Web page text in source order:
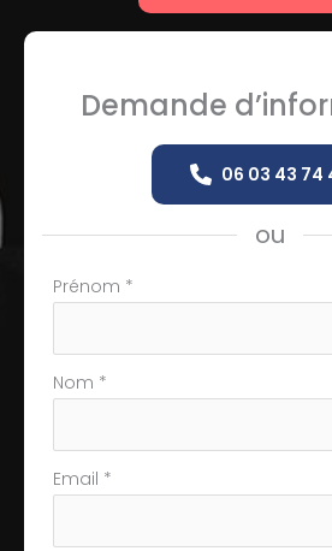
Demande
06 03 43 74
ou
Formulaire
téléphone
Prénom *
Nom *
Email *